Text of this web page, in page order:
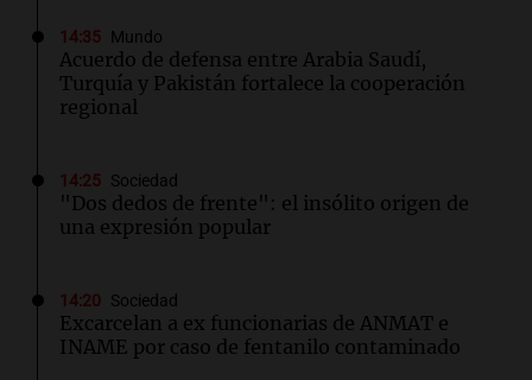
14:35 Mundo
Acuerdo de defensa entre Arabia Saudí,
Turquía y Pakistán fortalece la cooperación
regional
14:25 Sociedad
"Dos dedos de frente": el insólito origen de
una expresión popular
14:20 Sociedad
Excarcelan a ex funcionarias de ANMAT e
INAME por caso de fentanilo contaminado